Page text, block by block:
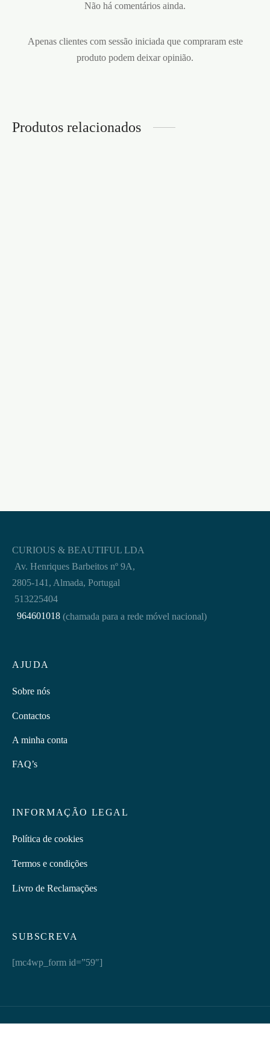
Não há comentários ainda.
Apenas clientes com sessão iniciada que compraram este
produto podem deixar opinião.
Produtos relacionados
SUBSCREVA
[mc4wp_form id=”59″]
AJUDA
Sobre nós
Contactos
A minha conta
FAQ’s
INFORMAÇÃO LEGAL
Política de cookies
Termos e condições
Livro de Reclamações
CURIOUS & BEAUTIFUL LDA
Av. Henriques Barbeitos nº 9A,
2805-141, Almada, Portugal
513225404
964601018 (chamada para a rede móvel nacional)